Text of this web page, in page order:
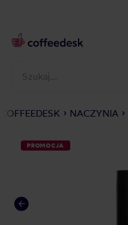
COFFEEDESK NACZYNIA
PROMOCJA